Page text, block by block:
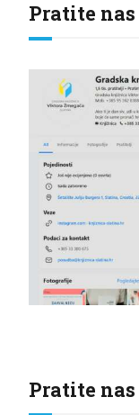
Pratite nas
Pratite